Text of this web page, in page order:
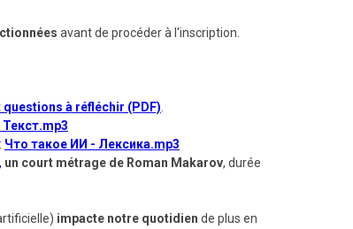
avant de procéder à l'inscription.
à réfléchir (PDF).
Что такое ИИ - Лексика.mp3
un court métrage de Roman Makarov, durée
impacte notre quotidien de plus en